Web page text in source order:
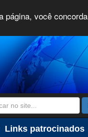
página, você concorda
Links patrocinados